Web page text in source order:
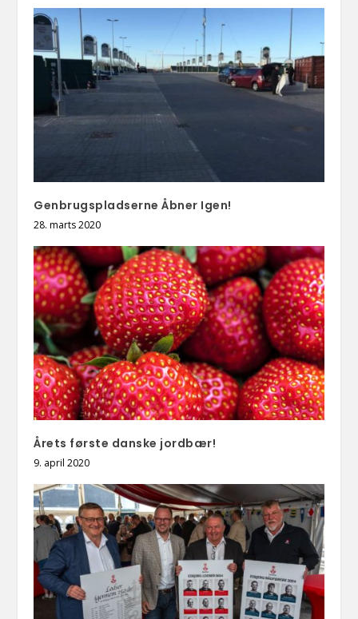
Genbrugspladserne Åbner Igen!
28. marts 2020
Årets første danske jordbær!
9. april 2020